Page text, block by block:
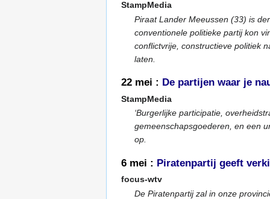
StampMedia
Piraat Lander Meeussen (33) is
conventionele politieke partij kon
conflictvrije, constructieve politiek
laten.
22 mei : De partijen waar je
StampMedia
‘Burgerlijke participatie,
gemeenschapsgoederen, en een
op.
6 mei : Piratenpartij geeft
focus-wtv
De Piratenpartij zal in onze